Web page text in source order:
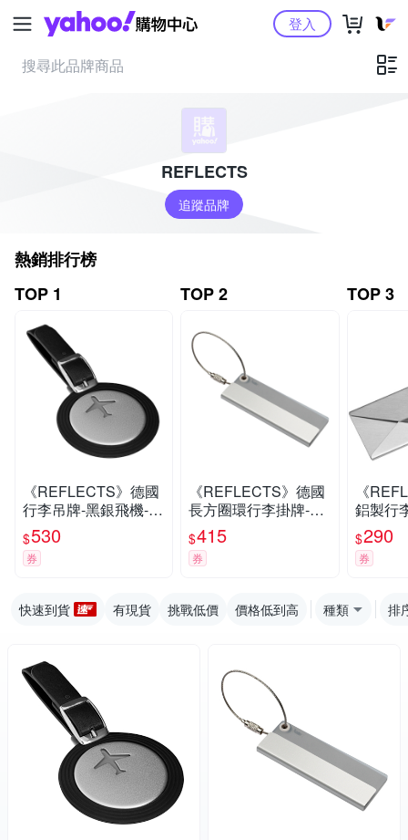
Yahoo購物中心登入
REFLECTS
追蹤品牌
熱銷排行榜
TOP 1
《REFLECTS》德國
行李吊牌-黑銀飛機--
行李掛牌 識別吊牌
$530
券
TOP 2
《REFLECTS》德國
長方圈環行李掛牌-灰-
- 行李吊牌 識別吊牌
登機牌 姓名牌
$415
券
TOP 3
《
鋁製行
行李
機牌 姓
$290
券
快速到貨 有現貨 挑戰低價 價格低到高 種類 排